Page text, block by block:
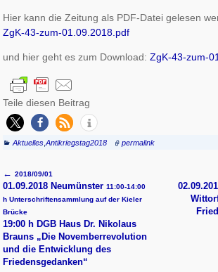
Hier kann die Zeitung als PDF-Datei gelesen
ZgK-43-zum-01.09.2018.pdf
und hier geht es zum Download:ZgK-43-zum-
Teile diesen Beitrag
Aktuelles ,Antikriegstag2018 permalink
Artikelnavigation
← 2018/09/01
01.09.2018 Neumünster11:00-14:00
h Unterschriftensammlung auf der Kieler
Brücke
19:00 h DGB Haus Dr. Nikolaus
Brauns „Die Novemberrevolution
und die Entwicklung des
Friedensgedanken“